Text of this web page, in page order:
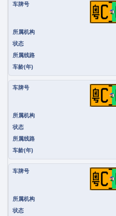
粤C00319D
粤C00339D
粤C00395D